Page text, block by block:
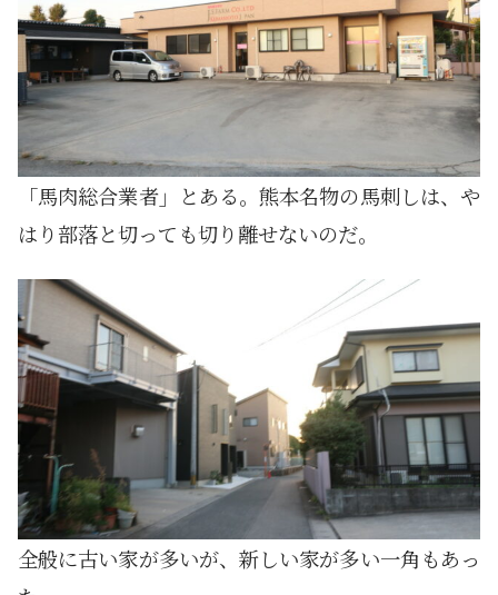
「馬肉総合業者」とある。熊本名物の馬刺しは、や
はり部落と切っても切り離せないのだ。
全般に古い家が多いが、新しい家が多い一角もあっ